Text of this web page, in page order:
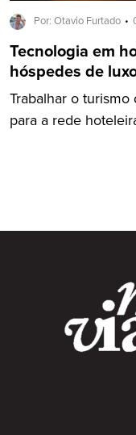
Por: Otavio Furtado
Tecnologia em
hóspedes de
Trabalhar o
para a rede